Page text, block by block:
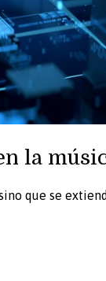
la
que se